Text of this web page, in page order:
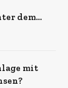
dem
mit